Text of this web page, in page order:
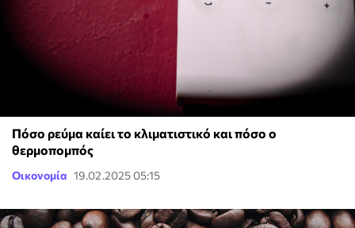
Πόσο ρεύμα καίει το κλιματιστικό και πόσο ο
θερμοπομπός
Οικονομία 19.02.2025 05:15